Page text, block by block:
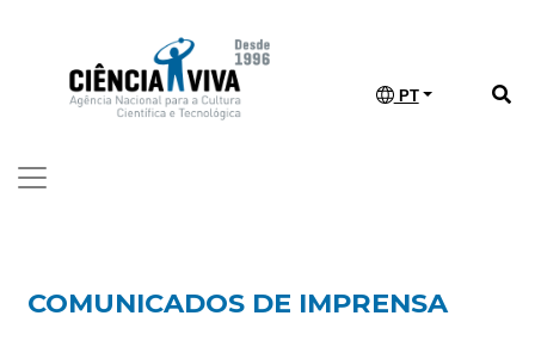
PT
COMUNICADOS DE IMPRENSA